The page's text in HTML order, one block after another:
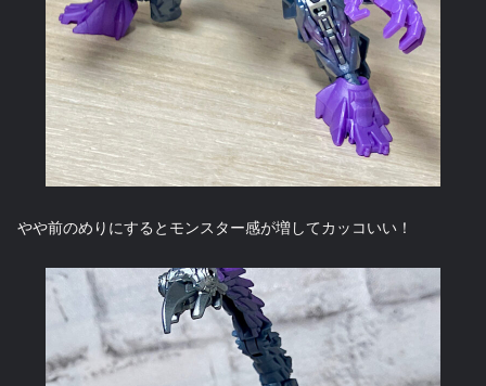
やや前のめりにするとモンスター感が増してカッコいい！